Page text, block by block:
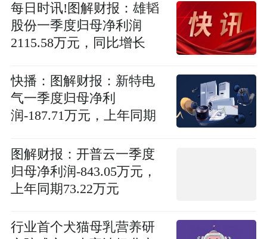
每日时讯!图解财报：雄韬
股份一季度归母净利润
2115.58万元，同比增长
快播：图解财报：新特电
气一季度归母净利
润-187.71万元，上年同期
图解财报：开普云一季度
归母净利润-843.05万元，
上年同期73.22万元
行业首个犬猫母乳营养研